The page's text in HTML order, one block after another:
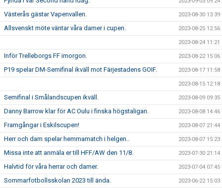
Västerås gästar Vapenvallen. 2023-08-30 13:39
Allsvenskt möte väntar våra damer i cupen. 2023-08-25 12:56
2023-08-24 11:21
Inför Trelleborgs FF imorgon. 2023-08-22 15:06
P19 spelar DM-Semifinal ikväll mot Färjestadens GOIF. 2023-08-17 11:58
2023-08-15 12:18
Semifinal i Smålandscupen ikväll. 2023-08-09 09:35
Danny Barrow klar för AC Oulu i finska högstaligan. 2023-08-08 14:46
Framgångar i Eskilscupen! 2023-08-07 21:44
Herr och dam spelar hemmamatch i helgen.. 2023-08-07 15:23
Missa inte att anmäla er till HFF/AW den 11/8. 2023-07-30 21:14
Halvtid för våra herrar och damer. 2023-07-04 07:45
Sommarfotbollsskolan 2023 till ända. 2023-06-22 15:03